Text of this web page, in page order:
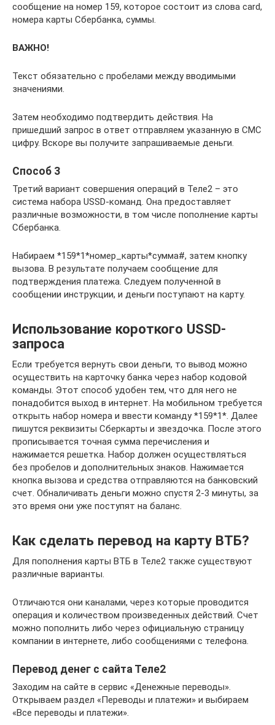
сообщение на номер 159, которое состоит из слова card,
номера карты Сбербанка, суммы.
ВАЖНО!
Текст обязательно с пробелами между вводимыми
значениями.
Затем необходимо подтвердить действия. На
пришедший запрос в ответ отправляем указанную в СМС
цифру. Вскоре вы получите запрашиваемые деньги.
Способ 3
Третий вариант совершения операций в Теле2 – это
система набора USSD-команд. Она предоставляет
различные возможности, в том числе пополнение карты
Сбербанка.
Набираем *159*1*номер_карты*сумма#, затем кнопку
вызова. В результате получаем сообщение для
подтверждения платежа. Следуем полученной в
сообщении инструкции, и деньги поступают на карту.
Использование короткого USSD-
запроса
Если требуется вернуть свои деньги, то вывод можно
осуществить на карточку банка через набор кодовой
команды. Этот способ удобен тем, что для него не
понадобится выход в интернет. На мобильном требуется
открыть набор номера и ввести команду *159*1*. Далее
пишутся реквизиты Сберкарты и звездочка. После этого
прописывается точная сумма перечисления и
нажимается решетка. Набор должен осуществляться
без пробелов и дополнительных знаков. Нажимается
кнопка вызова и средства отправляются на банковский
счет. Обналичивать деньги можно спустя 2-3 минуты, за
это время они уже поступят на баланс.
Как сделать перевод на карту ВТБ?
Для пополнения карты ВТБ в Теле2 также существуют
различные варианты.
Отличаются они каналами, через которые проводится
операция и количеством произведенных действий. Счет
можно пополнить либо через официальную страницу
компании в интернете, либо сообщениями с телефона.
Перевод денег с сайта Теле2
Заходим на сайте в сервис «Денежные переводы».
Открываем раздел «Переводы и платежи» и выбираем
«Все переводы и платежи».